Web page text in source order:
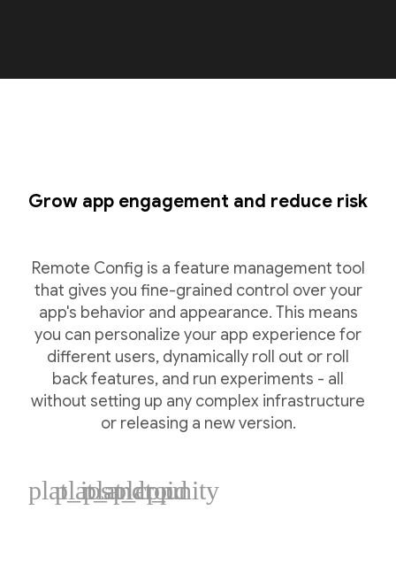
Grow app engagement and reduce risk
Remote Config is a feature management tool
that gives you fine-grained control over your
app's behavior and appearance. This means
you can personalize your app experience for
different users, dynamically roll out or roll
back features, and run experiments - all
without setting up any complex infrastructure
or releasing a new version.
plat_ios
plat_android
plat_cpp
plat_unity